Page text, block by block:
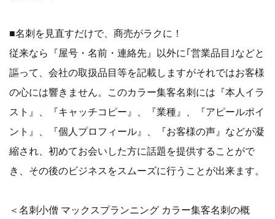
■名刺を見直すだけで、商売がラクに！
従来なら『屋号・名前・連絡先』以外に｢営業品目｣などと
謳って、会社の取扱品目等を記載しますがそれではお客様
の心には響きません。このカラー集客名刺には『本人イラ
スト』、『キャッチコピー』、『業種』、『アピールポイ
ント』、『個人プロフィール』、『お客様の声』などが凝
縮され、初めてお会いした方に話題を提供することがで
き、その後のビジネスをスムーズに行うことが出来ます。
＜名刺小僧 マックスプランニング カラー集客名刺の概